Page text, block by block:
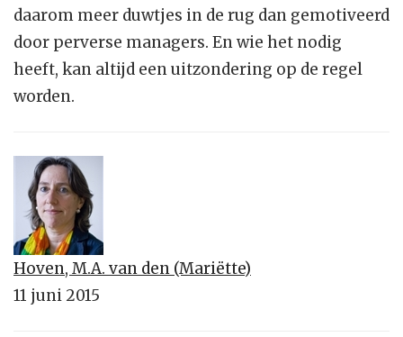
daarom meer duwtjes in de rug dan gemotiveerd
door perverse managers. En wie het nodig
heeft, kan altijd een uitzondering op de regel
worden.
Hoven, M.A. van den (Mariëtte)
11 juni 2015